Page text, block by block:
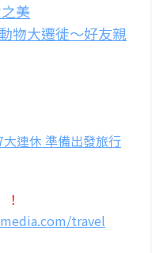
美
物大遷徙～好友親
連休 準備出發旅行
travel